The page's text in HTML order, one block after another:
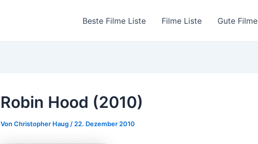
Beste Filme Liste Filme Liste Gute Filme
Robin Hood (2010)
Von Christopher Haug / 22. Dezember 2010